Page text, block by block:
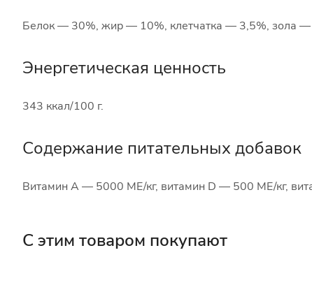
Белок — 30%, жир — 10%, клетчатка — 3,5%, зола
Энергетическая ценность
343 ккал/100 г.
Содержание питательных добавок
Витамин А — 5000 МЕ/кг, витамин D — 500 МЕ/кг,
С этим товаром покупают